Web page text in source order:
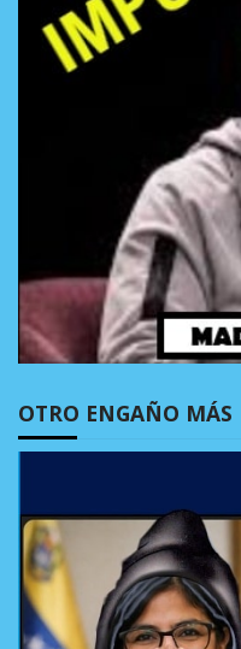
OTRO ENGAÑO MÁS